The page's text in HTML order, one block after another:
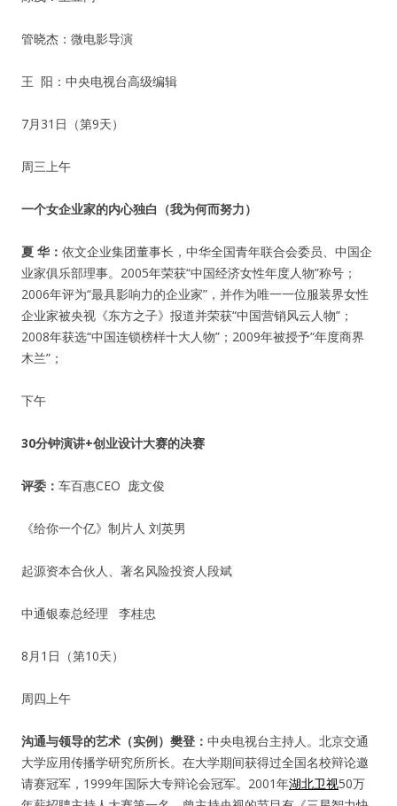
管晓杰：微电影导演
王 阳：中央电视台高级编辑
7月31日（第9天）
周三上午
一个女企业家的内心独白（我为何而努力）
夏 华： 依文企业集团董事长，中华全国青年联合会委员、中国企
业家俱乐部理事。2005年荣获“中国经济女性年度人物”称号；
2006年评为“最具影响力的企业家”，并作为唯一一位服装界女性
企业家被央视《东方之子》报道并荣获“中国营销风云人物”；
2008年获选“中国连锁榜样十大人物”；2009年被授予“年度商界
木兰”；
下午
30分钟演讲+创业设计大赛的决赛
评委： 车百惠CEO 庞文俊
《给你一个亿》制片人 刘英男
起源资本合伙人、著名风险投资人段斌
中通银泰总经理 李桂忠
8月1日（第10天）
周四上午
沟通与领导的艺术（实例） 樊登： 中央电视台主持人。北京交通
大学应用传播学研究所所长。在大学期间获得过全国名校辩论邀
请赛冠军，1999年国际大专辩论会冠军。2001年湖北卫视50万